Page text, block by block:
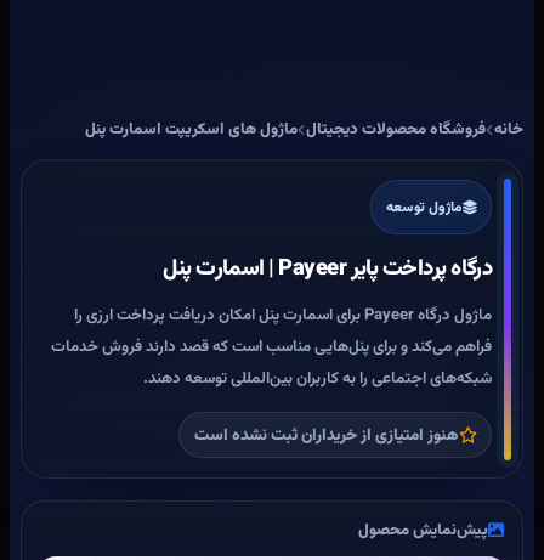
خانه فروشگاه محصولات دیجیتال ماژول های اسکریپت اسمارت پنل
ماژول توسعه
درگاه پرداخت پایر Payeer | اسمارت پنل
ماژول درگاه Payeer برای اسمارت پنل امکان دریافت پرداخت ارزی را
فراهم می‌کند و برای پنل‌هایی مناسب است که قصد دارند فروش خدمات
شبکه‌های اجتماعی را به کاربران بین‌المللی توسعه دهند.
هنوز امتیازی از خریداران ثبت نشده است
پیش‌نمایش محصول